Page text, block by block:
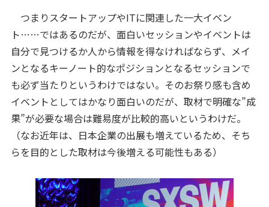
つまりスタートアップやITに関連した一大イベン
ト……ではあるのだが、面白いセッションやイベントは
自分で見つけるか人から情報を得なければならず、メイ
ンとなるキーノート的なポジションとなるセッションで
も必ず当たりというわけではない。そのお祭り感も含め
イベントとしてはかなり面白いのだが、取材で明確な”成
果”が必要な場合は難易度が比較的高いというわけだ。
（なお近年は、日本企業の出展も増えているため、そち
らを目的とした取材は今後増える可能性もある）